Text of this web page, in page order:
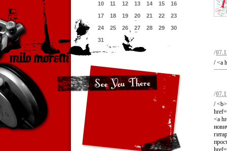
10
11 12 13 14 15
16
17
18 19 20 21 22
23
24
25 26 27 28 29
30
31
/
/ <a
/
/
<a